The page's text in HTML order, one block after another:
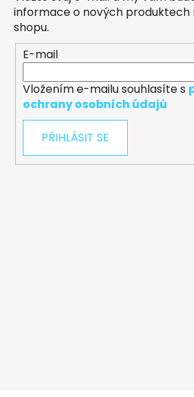
informace o nových produktech
shopu.
E-mail
Vložením e-mailu souhlasíte s
ochrany osobních údajů
PŘIHLÁSIT SE